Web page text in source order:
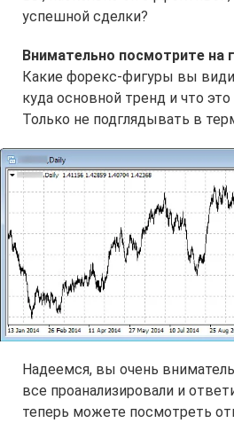
успешной сделки?
Внимательно посмотрите на
Какие форекс-фигуры вы
куда основной тренд и что
Только не подглядывать в
Надеемся, вы очень
все проанализировали и
теперь можете посмотреть